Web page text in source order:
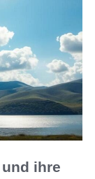
ihre